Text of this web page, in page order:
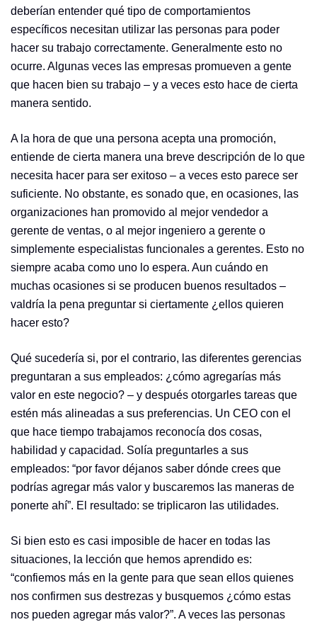
deberían entender qué tipo de comportamientos
específicos necesitan utilizar las personas para poder
hacer su trabajo correctamente. Generalmente esto no
ocurre. Algunas veces las empresas promueven a gente
que hacen bien su trabajo – y a veces esto hace de cierta
manera sentido.
A la hora de que una persona acepta una promoción,
entiende de cierta manera una breve descripción de lo que
necesita hacer para ser exitoso – a veces esto parece ser
suficiente. No obstante, es sonado que, en ocasiones, las
organizaciones han promovido al mejor vendedor a
gerente de ventas, o al mejor ingeniero a gerente o
simplemente especialistas funcionales a gerentes. Esto no
siempre acaba como uno lo espera. Aun cuándo en
muchas ocasiones si se producen buenos resultados –
valdría la pena preguntar si ciertamente ¿ellos quieren
hacer esto?
Qué sucedería si, por el contrario, las diferentes gerencias
preguntaran a sus empleados: ¿cómo agregarías más
valor en este negocio? – y después otorgarles tareas que
estén más alineadas a sus preferencias. Un CEO con el
que hace tiempo trabajamos reconocía dos cosas,
habilidad y capacidad. Solía preguntarles a sus
empleados: “por favor déjanos saber dónde crees que
podrías agregar más valor y buscaremos las maneras de
ponerte ahí”. El resultado: se triplicaron las utilidades.
Si bien esto es casi imposible de hacer en todas las
situaciones, la lección que hemos aprendido es:
“confiemos más en la gente para que sean ellos quienes
nos confirmen sus destrezas y busquemos ¿cómo estas
nos pueden agregar más valor?”. A veces las personas